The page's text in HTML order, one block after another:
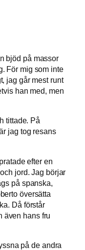
bjöd på massor
För mig som inte
jag går mest runt
han med, men
tittade. På
jag tog resans
efter en
jord. Jag börjar
på spanska,
översätta
Då förstår
även hans fru
på de andra